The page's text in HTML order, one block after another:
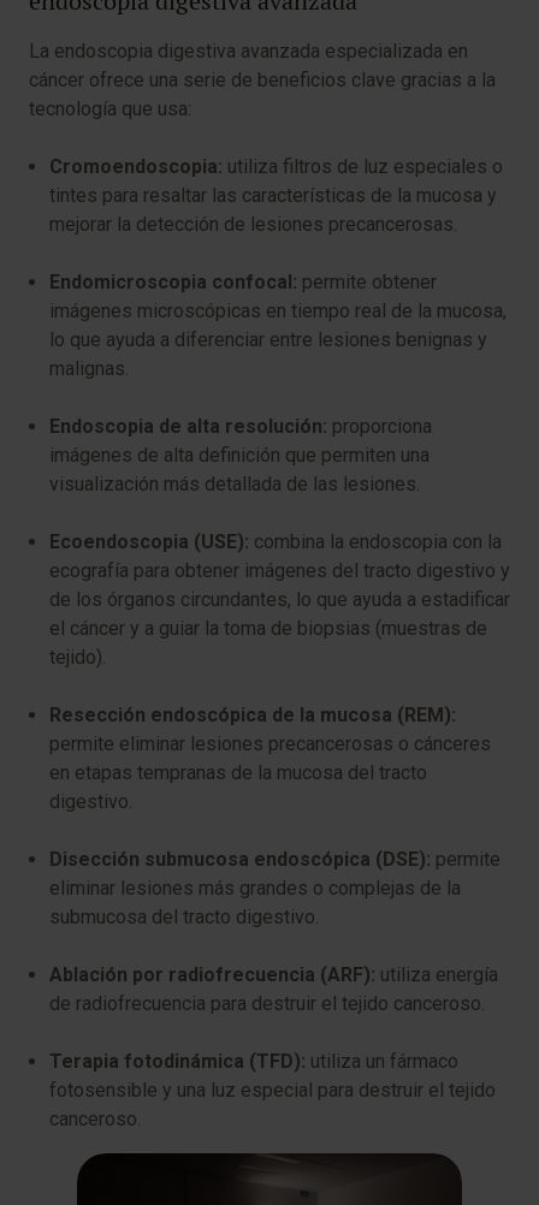
La endoscopia digestiva avanzada especializada en
cáncer ofrece una serie de beneficios clave gracias a la
tecnología que usa:
Cromoendoscopia: utiliza filtros de luz especiales o
tintes para resaltar las características de la mucosa y
mejorar la detección de lesiones precancerosas.
Endomicroscopia confocal: permite obtener
imágenes microscópicas en tiempo real de la mucosa,
lo que ayuda a diferenciar entre lesiones benignas y
malignas.
Endoscopia de alta resolución: proporciona
imágenes de alta definición que permiten una
visualización más detallada de las lesiones.
Ecoendoscopia (USE): combina la endoscopia con la
ecografía para obtener imágenes del tracto digestivo y
de los órganos circundantes, lo que ayuda a estadificar
el cáncer y a guiar la toma de biopsias (muestras de
tejido).
Resección endoscópica de la mucosa (REM):
permite eliminar lesiones precancerosas o cánceres
en etapas tempranas de la mucosa del tracto
digestivo.
Disección submucosa endoscópica (DSE): permite
eliminar lesiones más grandes o complejas de la
submucosa del tracto digestivo.
Ablación por radiofrecuencia (ARF): utiliza energía
de radiofrecuencia para destruir el tejido canceroso.
Terapia fotodinámica (TFD): utiliza un fármaco
fotosensible y una luz especial para destruir el tejido
canceroso.